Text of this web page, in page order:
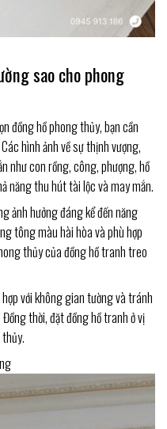
sao cho phong
đồng hồ phong thủy, bạn cần
hình ảnh về sự thịnh vượng,
như con rồng, công, phượng, hồ
năng thu hút tài lộc và may mắn.
ảnh hưởng đáng kể đến năng
tông màu hài hòa và phù hợp
thủy của đồng hồ tranh treo
với không gian tường và tránh
thời, đặt đồng hồ tranh ở vị